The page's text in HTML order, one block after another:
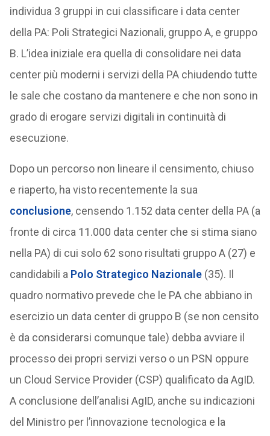
individua 3 gruppi in cui classificare i data center
della PA: Poli Strategici Nazionali, gruppo A, e gruppo
B. L’idea iniziale era quella di consolidare nei data
center più moderni i servizi della PA chiudendo tutte
le sale che costano da mantenere e che non sono in
grado di erogare servizi digitali in continuità di
esecuzione.
Dopo un percorso non lineare il censimento, chiuso
e riaperto, ha visto recentemente la sua
conclusione, censendo 1.152 data center della PA (a
fronte di circa 11.000 data center che si stima siano
nella PA) di cui solo 62 sono risultati gruppo A (27) e
candidabili a Polo Strategico Nazionale(35). Il
quadro normativo prevede che le PA che abbiano in
esercizio un data center di gruppo B (se non censito
è da considerarsi comunque tale) debba avviare il
processo dei propri servizi verso o un PSN oppure
un Cloud Service Provider (CSP) qualificato da AgID.
A conclusione dell’analisi AgID, anche su indicazioni
del Ministro per l’innovazione tecnologica e la